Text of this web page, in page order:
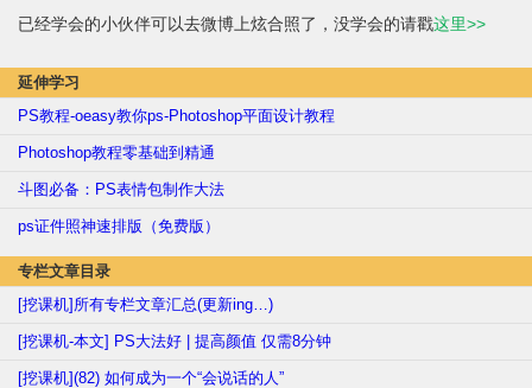
已经学会的小伙伴可以去微博上炫合照了，没学会的请戳这里>>
延伸学习
PS教程-oeasy教你ps-Photoshop平面设计教程
Photoshop教程零基础到精通
斗图必备：PS表情包制作大法
ps证件照神速排版（免费版）
专栏文章目录
[挖课机]所有专栏文章汇总(更新ing…)
[挖课机-本文] PS大法好 | 提高颜值 仅需8分钟
[挖课机](82) 如何成为一个“会说话的人”